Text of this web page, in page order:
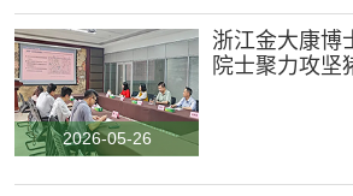
2026-05-26
浙江金大康博
院士聚力攻坚
消毒剂
饲料添加剂
反刍系列